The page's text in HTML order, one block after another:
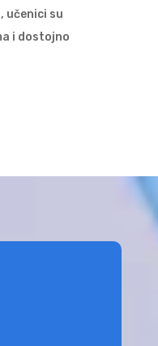
učenici su
i dostojno